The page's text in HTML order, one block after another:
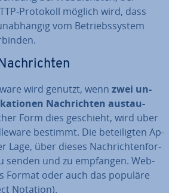
Protokoll möglich wird, dass
vom Be­triebs­sys­tem
wird genutzt, wenn zwei un­
Nach­rich­ten aus­tau­
Form dies geschieht, wird über
bestimmt. Die be­tei­lig­ten Ap­
Lage, über dieses Nach­rich­ten­for­
senden und zu empfangen. Web­
Format oder auch das populäre
Notation).